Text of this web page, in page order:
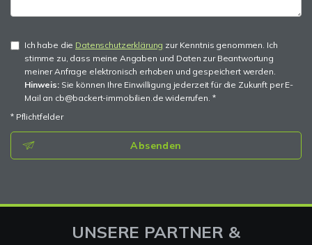
Ich habe die Datenschutzerklärung zur Kenntnis genommen. Ich
stimme zu, dass meine Angaben und Daten zur Beantwortung
meiner Anfrage elektronisch erhoben und gespeichert werden.
Hinweis:Sie können Ihre Einwilligung jederzeit für die Zukunft per E-
Mail an cb@backert-immobilien.de widerrufen. *
* Pflichtfelder
Absenden
UNSERE PARTNER &